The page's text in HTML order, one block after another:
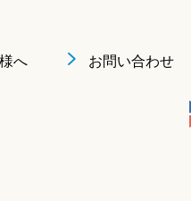
へ お問い合わせ